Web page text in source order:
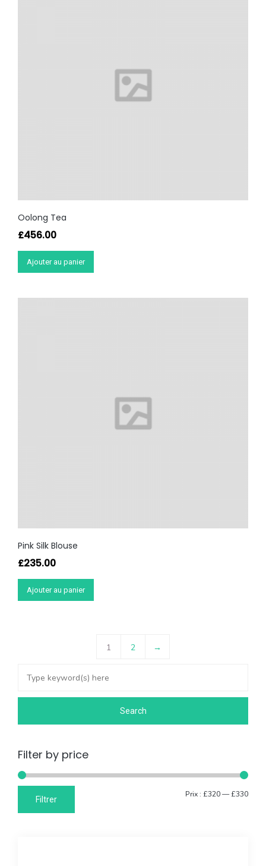
Oolong Tea
£456.00
Ajouter au panier
Pink Silk Blouse
£235.00
Ajouter au panier
1 2 →
Filter by price
Prix
Prix
Filtrer
Prix : £320—£330